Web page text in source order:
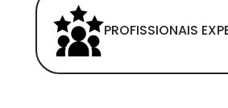
PROFISSIONAIS